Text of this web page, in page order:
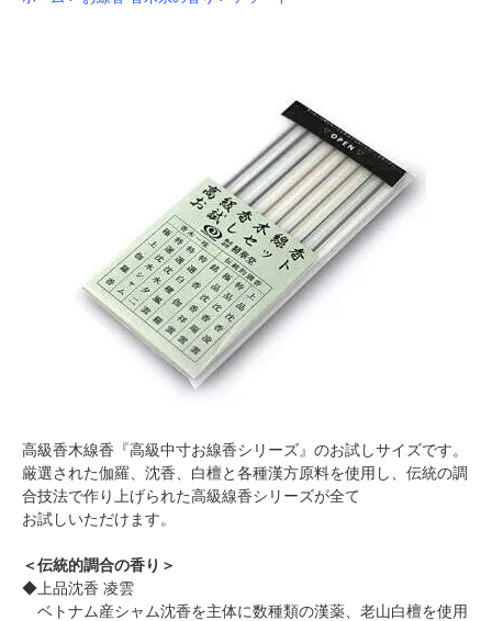
高級香木線香『高級中寸お線香シリーズ』のお試しサイズです。
厳選された伽羅、沈香、白檀と各種漢方原料を使用し、伝統の調
合技法で作り上げられた高級線香シリーズが全て
お試しいただけます。
＜伝統的調合の香り＞
◆上品沈香 凌雲
ベトナム産シャム沈香を主体に数種類の漢薬、老山白檀を使用